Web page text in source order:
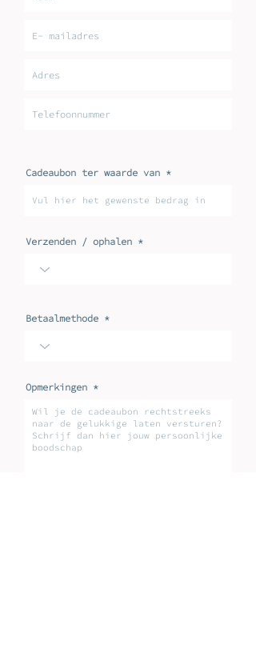
Cadeaubon ter waarde van
Verzenden / ophalen
Betaalmethode
Opmerkingen